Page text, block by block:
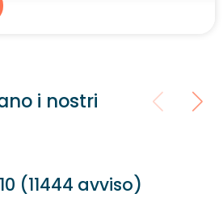
i nostri
(11444 avviso)